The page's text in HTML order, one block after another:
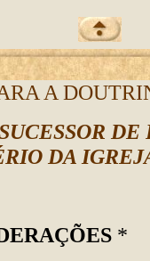
A
DE
DA
*